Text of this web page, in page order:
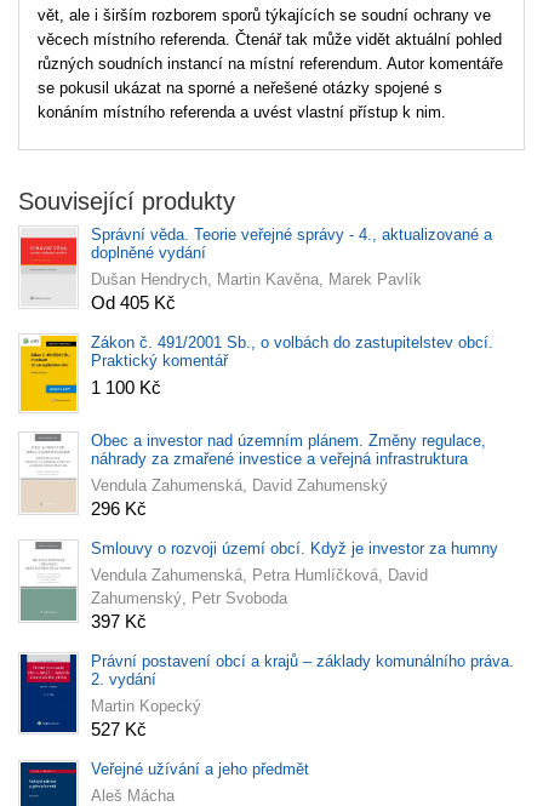
vět, ale i širším rozborem sporů týkajících se soudní ochrany ve
věcech místního referenda. Čtenář tak může vidět aktuální pohled
různých soudních instancí na místní referendum. Autor komentáře
se pokusil ukázat na sporné a neřešené otázky spojené s
konáním místního referenda a uvést vlastní přístup k nim.
Související produkty
Správní věda. Teorie veřejné správy - 4., aktualizované a
doplněné vydání
Dušan Hendrych, Martin Kavěna, Marek Pavlík
Od 405 Kč
Zákon č. 491/2001 Sb., o volbách do zastupitelstev obcí.
Praktický komentář
1 100 Kč
Obec a investor nad územním plánem. Změny regulace,
náhrady za zmařené investice a veřejná infrastruktura
Vendula Zahumenská, David Zahumenský
296 Kč
Smlouvy o rozvoji území obcí. Když je investor za humny
Vendula Zahumenská, Petra Humlíčková, David
Zahumenský, Petr Svoboda
397 Kč
Právní postavení obcí a krajů – základy komunálního práva.
2. vydání
Martin Kopecký
527 Kč
Veřejné užívání a jeho předmět
Aleš Mácha